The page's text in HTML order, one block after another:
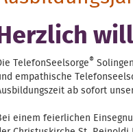
Herzlich
TelefonSeelsorge®
empathische
ab sofort
einem feierlichen